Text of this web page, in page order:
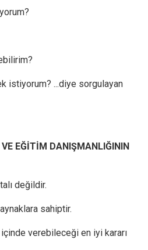
istiyorum? ...diye sorgulayan
EĞİTİM DANIŞMANLIĞININ
değildir.
sahiptir.
verebileceği en iyi kararı